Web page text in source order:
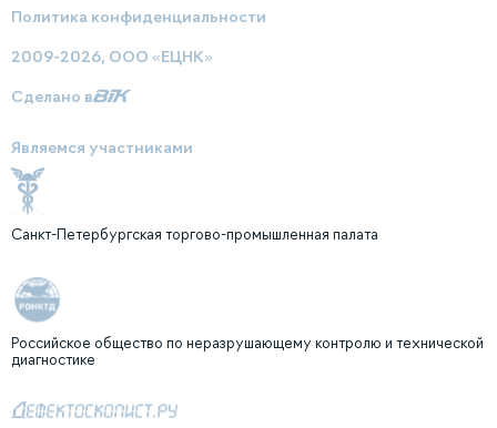
Политика конфиденциальности
2009-2026, ООО «ЕЦНК»
Сделано в
Являемся участниками
Санкт-Петербургская торгово-промышленная палата
Российское общество по неразрушающему контролю и технической
диагностике